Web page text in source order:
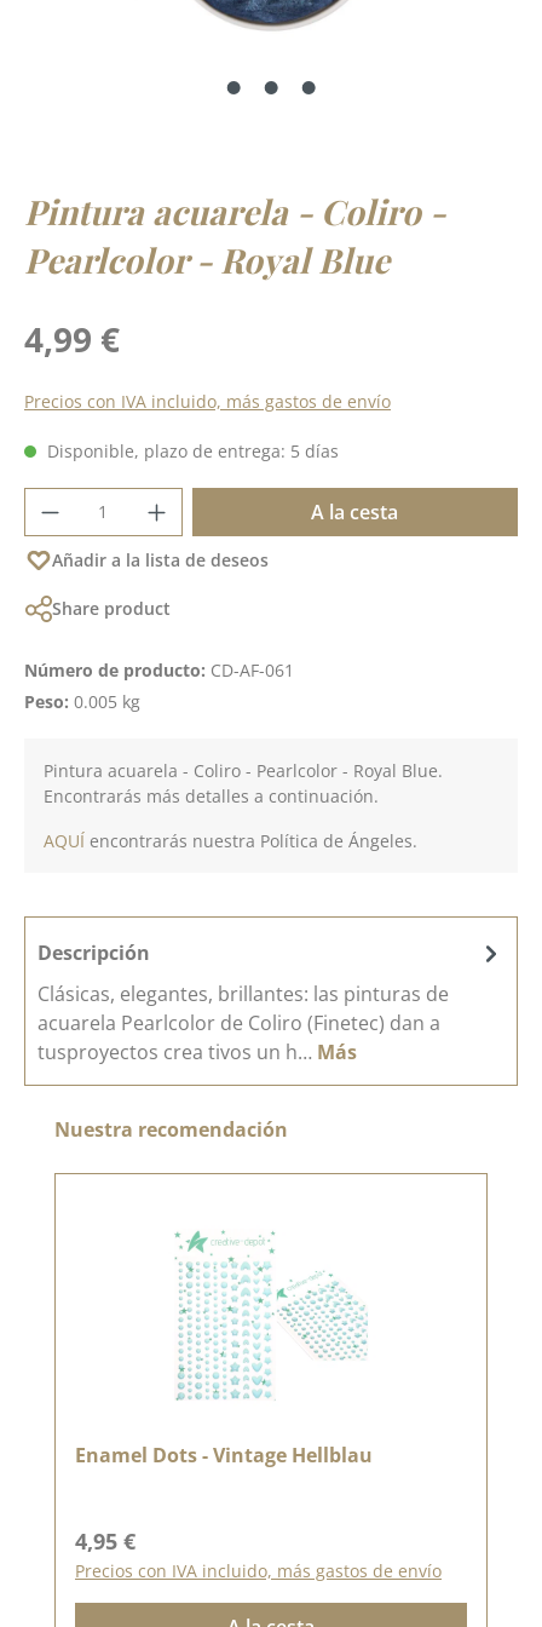
Pintura acuarela - Coliro -
Pearlcolor - Royal Blue
Precio normal:
4,99 €
Precios con IVA incluido, más gastos de envío
Disponible, plazo de entrega: 5 días
Cantidad del producto: introduce la
A la cesta
Añadir a la lista de deseos
Share product
Número de producto: CD-AF-061
Peso: 0.005 kg
Pintura acuarela - Coliro - Pearlcolor - Royal Blue.
Encontrarás más detalles a continuación.
AQUÍ encontrarás nuestra Política de Ángeles.
Descripción
Clásicas, elegantes, brillantes: las pinturas de
acuarela Pearlcolor de Coliro (Finetec) dan a
tusproyectos crea tivos un h… Más
Omitir la galería de productos
Nuestra recomendación
Enamel Dots - Vintage Hellblau
Precio normal:
4,95 €
Precios con IVA incluido, más gastos de envío